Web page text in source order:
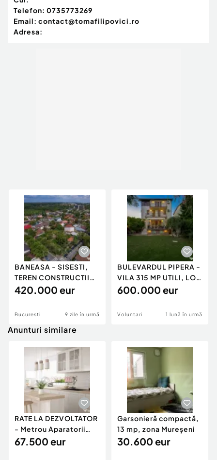
Telefon: 0735773269
Email: contact@tomafilipovici.ro
Adresa:
BANEASA - SISESTI,
TEREN CONSTRUCTII
660 MP, DOUA
420.000 eur
Bucuresti 9 zile în urmă
BULEVARDUL PIPERA -
VILA 315 MP UTILI, LOT
462 MP, COMPLEX P
600.000 eur
Voluntari 1 lună în urmă
Anunturi similare
RATE LA DEZVOLTATOR
- Metrou Aparatorii
Patriei -
67.500 eur
Garsonieră compactă,
13 mp, zona Mureșeni
30.600 eur